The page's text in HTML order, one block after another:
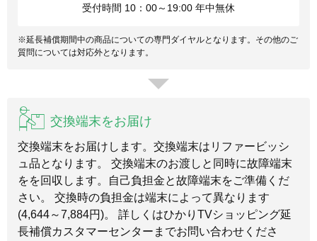
受付時間 10：00～19:00 年中無休
※延長補償期間中の商品についての専門ダイヤルとなります。その他のご
質問については対応外となります。
交換端末をお届け
交換端末をお届けします。交換端末はリファービッシ
ュ品となります。 交換端末のお渡しと同時に故障端末
をを回収します。自己負担金と故障端末をご準備くだ
さい。 交換時の負担金は端末によって異なります
(4,644～7,884円)。 詳しくはひかりTVショッピング延
長補償カスタマーセンターまでお問い合わせくださ